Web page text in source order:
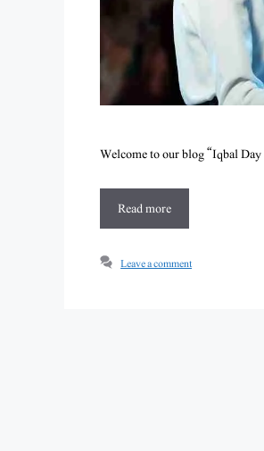
Welcome to our blog “Iqbal
Read more
Leave a comment